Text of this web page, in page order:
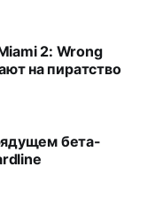
2: Wrong
на пиратство
бета-